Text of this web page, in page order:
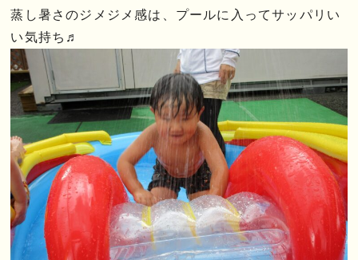
蒸し暑さのジメジメ感は、プールに入ってサッパリい
い気持ち♬